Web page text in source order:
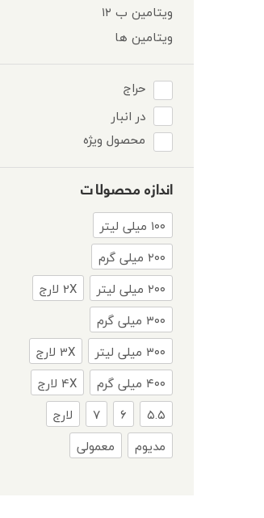
ویتامین ب ۱۲
ویتامین ها
حراج
در انبار
محصول ویژه
اندازه محصولات
۱۰۰ میلی لیتر
۲۰۰ میلی گرم
۲۰۰ میلی لیتر
2X لارج
۳۰۰ میلی گرم
۳۰۰ میلی لیتر
3X لارج
۴۰۰ میلی گرم
4X لارج
۵.۵
۶ ۷
لارج
مدیوم
معمولی